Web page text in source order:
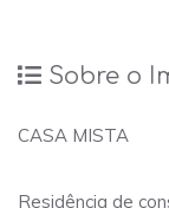
Sobre o
CASA MISTA
Residência de